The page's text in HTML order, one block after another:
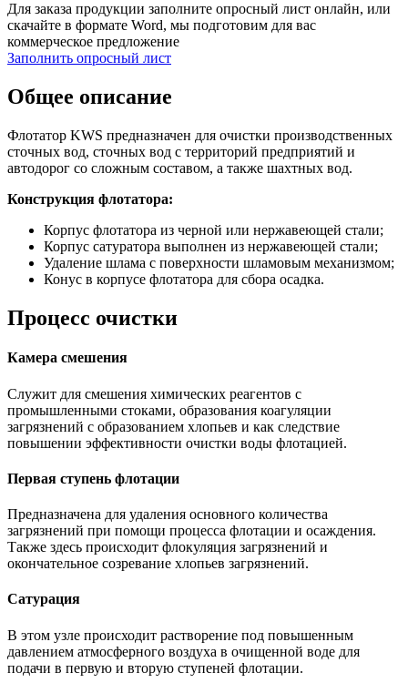
Для заказа продукции заполните опросный лист онлайн, или
скачайте в формате Word, мы подготовим для вас
коммерческое предложение
Заполнить опросный лист
Общее описание
Флотатор KWS предназначен для очистки производственных
сточных вод, сточных вод с территорий предприятий и
автодорог со сложным составом, а также шахтных вод.
Конструкция флотатора:
Корпус флотатора из черной или нержавеющей стали;
Корпус сатуратора выполнен из нержавеющей стали;
Удаление шлама с поверхности шламовым механизмом;
Конус в корпусе флотатора для сбора осадка.
Процесс очистки
Камера смешения
Служит для смешения химических реагентов с
промышленными стоками, образования коагуляции
загрязнений с образованием хлопьев и как следствие
повышении эффективности очистки воды флотацией.
Первая ступень флотации
Предназначена для удаления основного количества
загрязнений при помощи процесса флотации и осаждения.
Также здесь происходит флокуляция загрязнений и
окончательное созревание хлопьев загрязнений.
Сатурация
В этом узле происходит растворение под повышенным
давлением атмосферного воздуха в очищенной воде для
подачи в первую и вторую ступеней флотации.